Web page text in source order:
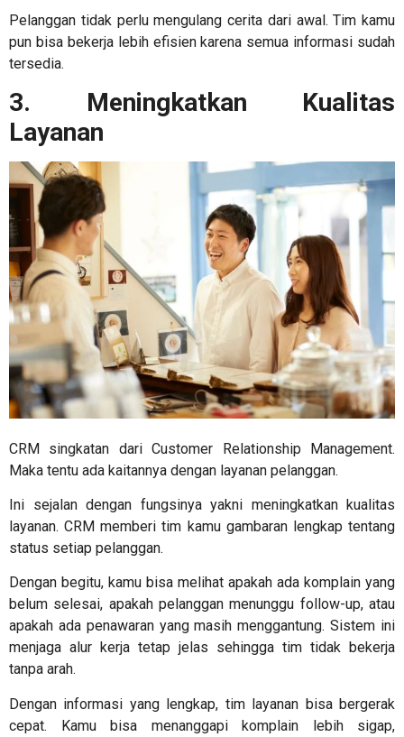
Pelanggan tidak perlu mengulang cerita dari awal. Tim kamu
pun bisa bekerja lebih efisien karena semua informasi sudah
tersedia.
3. Meningkatkan Kualitas
Layanan
CRM singkatan dariCustomer Relationship Management.
Maka tentu ada kaitannya dengan layanan pelanggan.
Ini sejalan dengan fungsinya yakni meningkatkan kualitas
layanan. CRM memberi tim kamu gambaran lengkap tentang
status setiap pelanggan.
Dengan begitu, kamu bisa melihat apakah ada komplain yang
belum selesai, apakah pelanggan menunggu follow-up, atau
apakah ada penawaran yang masih menggantung. Sistem ini
menjaga alur kerja tetap jelas sehingga tim tidak bekerja
tanpa arah.
Dengan informasi yang lengkap, tim layanan bisa bergerak
cepat. Kamu bisa menanggapi komplain lebih sigap,